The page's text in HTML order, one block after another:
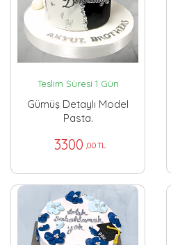
Teslim Süresi 1 Gün
Gümüş Detaylı Model
Pasta.
3300 ,00 TL